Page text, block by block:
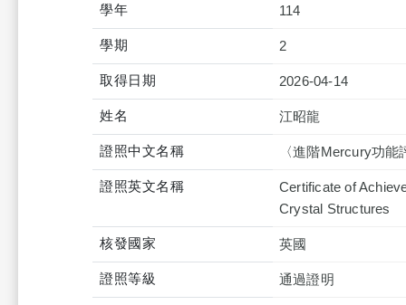
學年 114
學期 2
取得日期 2026-04-14
姓名 江昭龍
證照中文名稱 〈進階Mercury功
證照英文名稱
Certificate of
Crystal Structures
核發國家 英國
證照等級 通過證明